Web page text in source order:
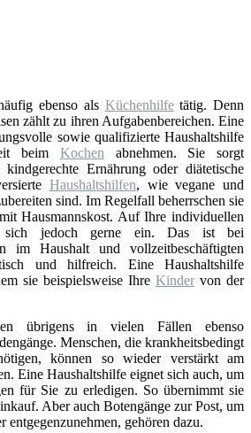
ebenso als Küchenhilfetätig. Denn
zählt zu ihren Aufgabenbereichen. Eine
sowie qualifizierte Haushaltshilfe
beim Kochen abnehmen. Sie sorgt
Ernährung oder diätetische
Haushaltshilfen, wie vegane und
sind. Im Regelfall beherrschen sie
Hausmannskost. Auf Ihre individuellen
jedoch gerne ein. Das ist bei
im Haushalt und vollzeitbeschäftigten
und hilfreich. Eine Haushaltshilfe
sie beispielsweise Ihre Kinder von der
übrigens in vielen Fällen ebenso
Menschen, die krankheitsbedingt
können so wieder verstärkt am
Eine Haushaltshilfe eignet sich auch, um
für Sie zu erledigen. So übernimmt sie
Aber auch Botengänge zur Post, um
entgegenzunehmen, gehören dazu.